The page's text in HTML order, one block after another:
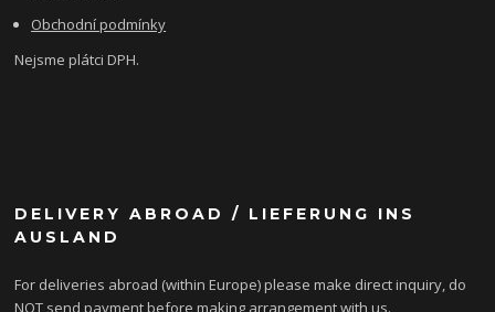
Obchodní podmínky
Nejsme plátci DPH.
DELIVERY ABROAD / LIEFERUNG INS
AUSLAND
For deliveries abroad (within Europe) please make direct inquiry, do
NOT send payment before making arrangement with us.